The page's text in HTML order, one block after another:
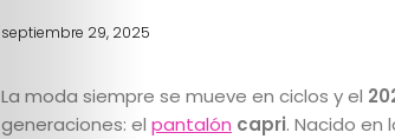
septiembre 29, 2025
La moda siempre se mueve en ciclos y el
generaciones: el pantalón capri. Nacido en